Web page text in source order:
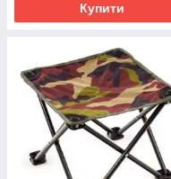
Купити